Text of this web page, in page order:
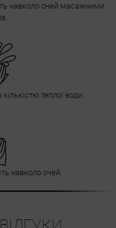
навколо очей масажними
теплої води.
навколо очей.